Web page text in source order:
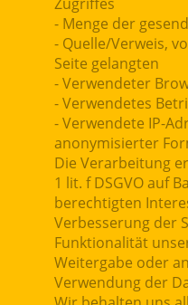
- Menge der
- Quelle/Verweis,
Seite gelangten
- Verwendeter
- Verwendetes
- Verwendete IP-
anonymisierter
Die Verarbeitung
1 lit. f DSGVO auf
berechtigten
Verbesserung der
Funktionalität
Weitergabe oder
Verwendung der